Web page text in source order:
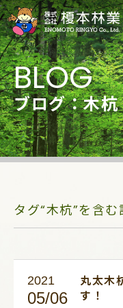
ブログ：木杭
タグ“木杭”を含
2021
05/06
丸太木
す！